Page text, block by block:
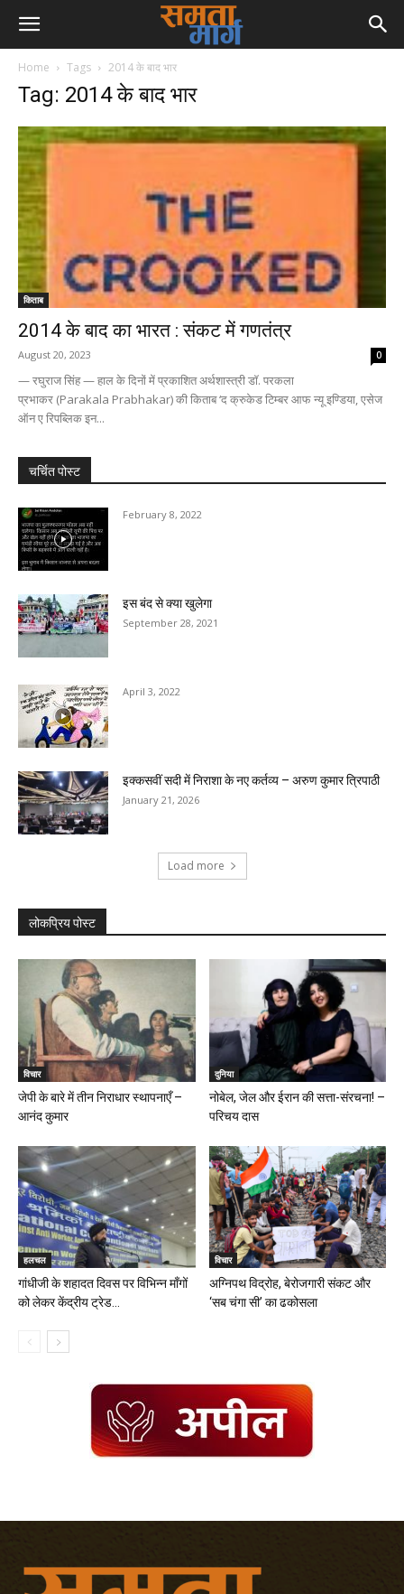
Home Tags 2014 के बाद भार
Tag: 2014 के बाद भार
किताब
2014 के बाद का भारत : संकट में गणतंत्र
August 20, 2023 0
— रघुराज सिंह — हाल के दिनों में प्रकाशित अर्थशास्त्री डॉ. परकला
प्रभाकर (Parakala Prabhakar) की किताब ‘द क्रुकेड टिम्बर आफ न्यू इण्डिया, एसेज
ऑन ए रिपब्लिक इन...
चर्चित पोस्ट
February 8, 2022
इस बंद से क्या खुलेगा
September 28, 2021
April 3, 2022
इक्कसवीं सदी में निराशा के नए कर्तव्य – अरुण कुमार त्रिपाठी
January 21, 2026
Load more
लोकप्रिय पोस्ट
विचार
जेपी के बारे में तीन निराधार स्थापनाएँ –
आनंद कुमार
दुनिया
नोबेल, जेल और ईरान की सत्ता-संरचना! –
परिचय दास
हलचल
गांधीजी के शहादत दिवस पर विभिन्न माँगों
को लेकर केंद्रीय ट्रेड...
विचार
अग्निपथ विद्रोह, बेरोजगारी संकट और
‘सब चंगा सी’ का ढकोसला